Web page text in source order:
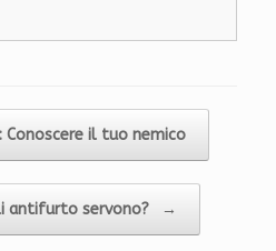
Conoscere il tuo nemico
antifurto servono? →